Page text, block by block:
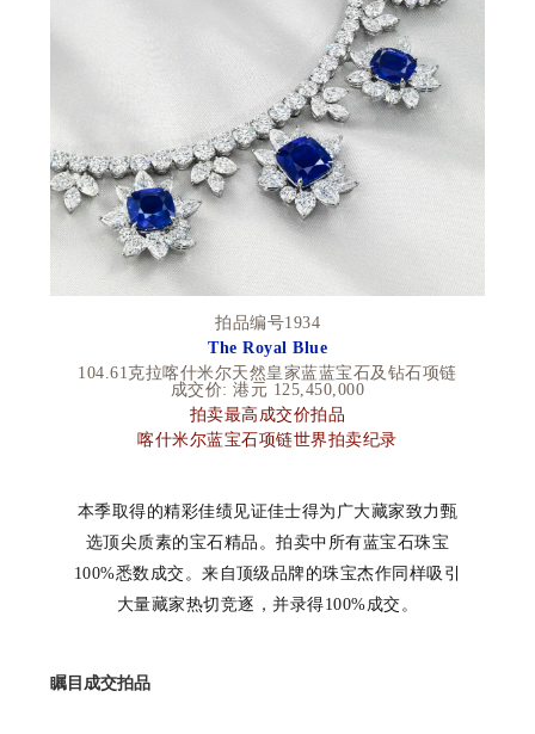
拍品编号1934
The Royal Blue
104.61克拉喀什米尔天然皇家蓝蓝宝石及钻石项链
成交价:港元 125,450,000
拍卖最高成交价拍品
喀什米尔蓝宝石项链世界拍卖纪录
本季取得的精彩佳绩见证佳士得为广大藏家致力甄
选顶尖质素的宝石精品。拍卖中所有蓝宝石珠宝
100%悉数成交。来自顶级品牌的珠宝杰作同样吸引
大量藏家热切竞逐，并录得100%成交。
瞩目成交拍品